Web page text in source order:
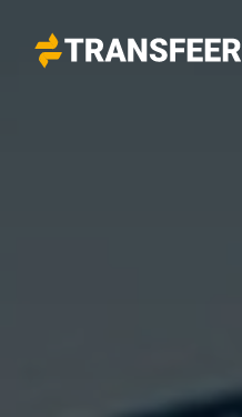
Transfeero